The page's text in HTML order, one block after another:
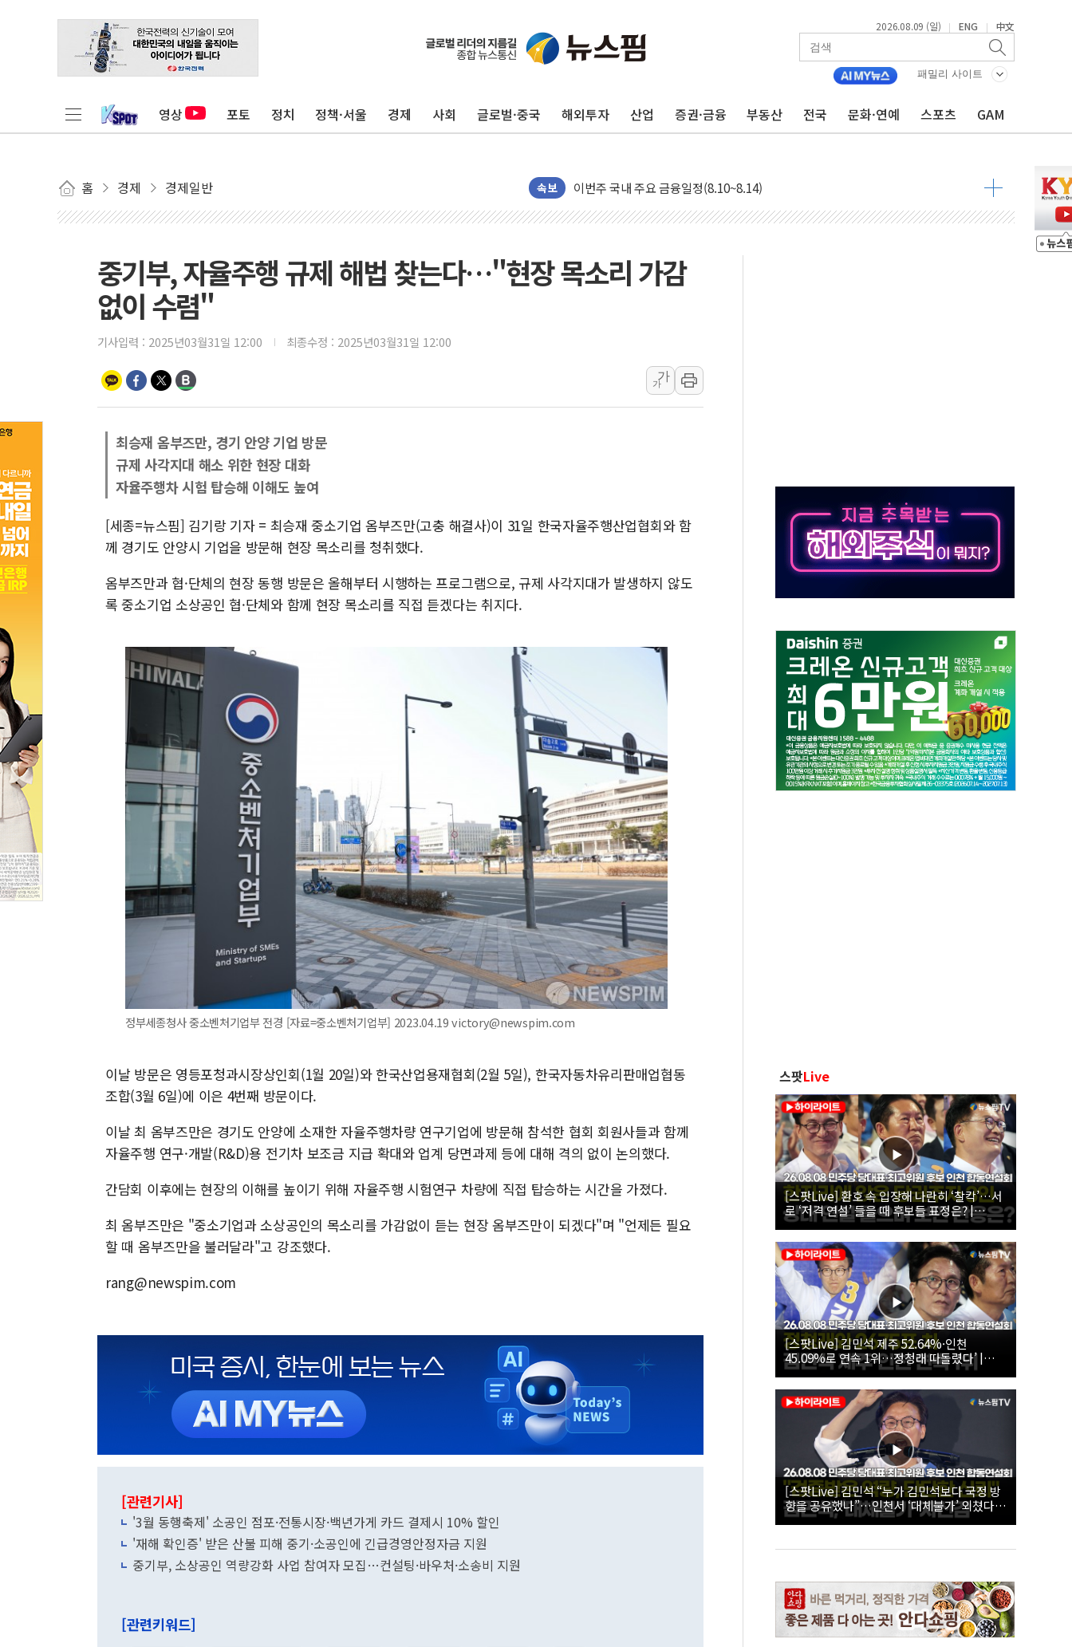
2026.08.09 (일) | ENG | 中文
패밀리 사이트
영상 포토 정치 정책·서울 경제 사회 글로벌·중국 해외투자 산업 증권·금융 부동산 전국 문화·연예 스포츠 GAM
홈 경제 경제일반 속보
포항시 재난예산 40억 긴급 투입…고수온 양식장 복구·지원 '총력'
울진·영덕 '호우특보'-포항 '산사태 주의보'...경북도, 호우 피해·통제구간 없어
인천 합동연설회 나선 송영길·정청래·김민석 당대표 후보
김민석, 2주차 제주·인천 경선서 정청래에 승리...47.75% vs 42.08%
[속보] 민주, 제주 경선 결과 발표...김민석 52.64% 정청래 39.89% 송영길 7.47%
이번주 국내 주요 금융일정(8.10~8.14)
李대통령 "결혼 때문에 손해 보는 일 없게"…'결혼 페널티' 22개 과제 손본다
여수 오동도 인근 해상서 모터보트 전복…1명 사망·1명 실종
추미애, '위안부' 피해자 기림의 날 참석..."국제적 시민 연대로 목소리 내야"
인천 선재도 갯벌서 해루질 중 실종 60대 나흘만에 숨진 채 발견
'화합' 꺼낸 김민석에 '뻔뻔' 받아친 정청래…제주 연설서 신경전 고조
중기부, 자율주행 규제 해법 찾는다…"현장 목소리 가감
없이 수렴"
기사입력 : 2025년03월31일 12:00 최종수정 : 2025년03월31일 12:00
가
가
최승재 옴부즈만, 경기 안양 기업 방문
규제 사각지대 해소 위한 현장 대화
자율주행차 시험 탑승해 이해도 높여
[세종=뉴스핌] 김기랑 기자 = 최승재 중소기업 옴부즈만(고충 해결사)이 31일 한국자율주행산업협회와 함
께 경기도 안양시 기업을 방문해 현장 목소리를 청취했다.
옴부즈만과 협·단체의 현장 동행 방문은 올해부터 시행하는 프로그램으로, 규제 사각지대가 발생하지 않도
록 중소기업 소상공인 협·단체와 함께 현장 목소리를 직접 듣겠다는 취지다.
정부세종청사 중소벤처기업부 전경 [자료=중소벤처기업부] 2023.04.19 victory@newspim.com
이날 방문은 영등포청과시장상인회(1월 20일)와 한국산업용재협회(2월 5일), 한국자동차유리판매업협동
조합(3월 6일)에 이은 4번째 방문이다.
이날 최 옴부즈만은 경기도 안양에 소재한 자율주행차량 연구기업에 방문해 참석한 협회 회원사들과 함께
자율주행 연구·개발(R&D)용 전기차 보조금 지급 확대와 업계 당면과제 등에 대해 격의 없이 논의했다.
간담회 이후에는 현장의 이해를 높이기 위해 자율주행 시험연구 차량에 직접 탑승하는 시간을 가졌다.
최 옴부즈만은 "중소기업과 소상공인의 목소리를 가감없이 듣는 현장 옴부즈만이 되겠다"며 "언제든 필요
할 때 옴부즈만을 불러달라"고 강조했다.
rang@newspim.com
[관련기사]
'3월 동행축제' 소공인 점포·전통시장·백년가게 카드 결제시 10% 할인
'재해 확인증' 받은 산불 피해 중기·소공인에 긴급경영안정자금 지원
중기부, 소상공인 역량강화 사업 참여자 모집…컨설팅·바우처·소송비 지원
[관련키워드]
스팟Live
[스팟Live] 환호 속 입장해 나란히 ‘찰칵’…서
로 ‘저격 연설’ 들을 때 후보들 표정은? |
26.08.08 더불어민주당 당대표·최고위원 후
보 인천 합동연설회
[스팟Live] 김민석 제주 52.64%·인천
45.09%로 연속 1위…정청래 따돌렸다’ |
26.08.08 더불어민주당 당대표·최고위원 후
보 인천 합동연설회
[스팟Live] 김민석 “누가 김민석보다 국정 방
향을 공유했나”…인천서 ‘대체불가’ 외쳤다 |
26.08.08 더불어민주당 당대표·최고위원 후